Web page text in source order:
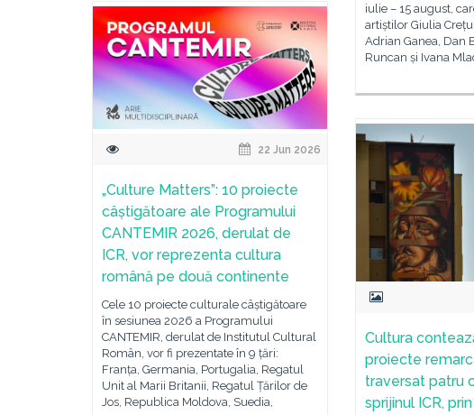
iulie – 15 august,
artiștilor Giulia
Adrian Ganea, Dan
Runcan și Ivana
22 Jun 2026
„Culture Matters”: 10 proiecte
câștigătoare ale Programului
CANTEMIR 2026, derulat de
ICR, vor reprezenta cultura
română pe două continente
Cele 10 proiecte culturale câștigătoare
în sesiunea 2026 a Programului
CANTEMIR, derulat de Institutul Cultural
Român, vor fi prezentate în 9 țări:
Franța, Germania, Portugalia, Regatul
Unit al Marii Britanii, Regatul Țărilor de
Jos, Republica Moldova, Suedia,
Cultura
proiecte
traversat patru
sprijinul ICR,